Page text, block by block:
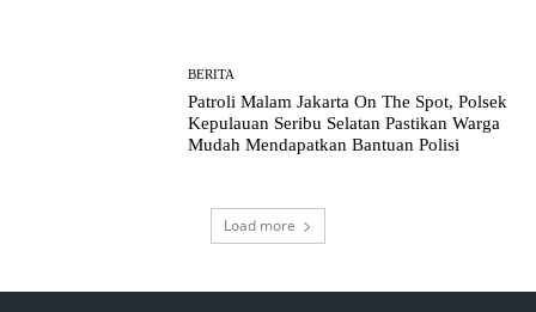
BERITA
Patroli Malam Jakarta On The Spot, Polsek
Kepulauan Seribu Selatan Pastikan Warga
Mudah Mendapatkan Bantuan Polisi
Load more